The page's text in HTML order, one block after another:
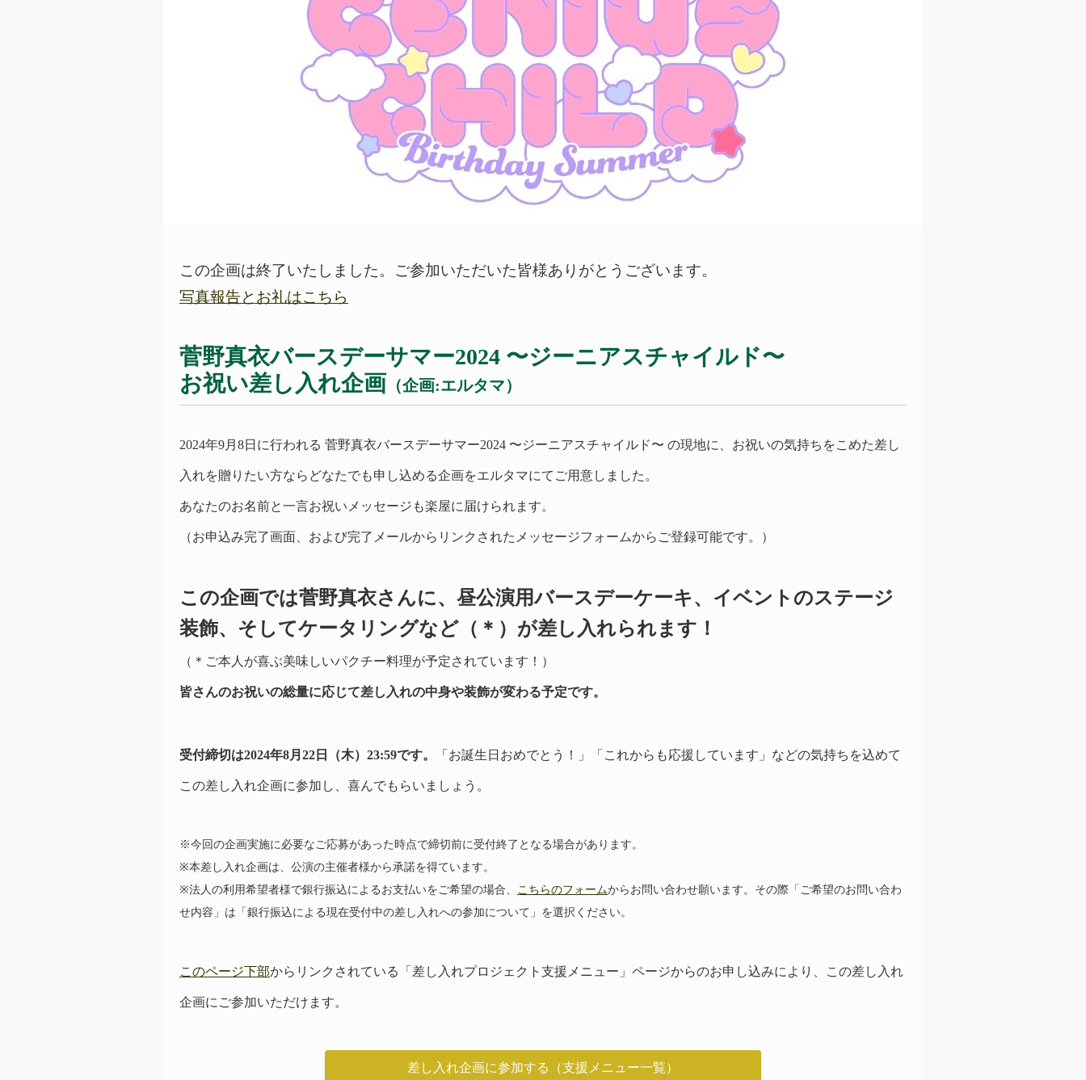
この企画は終了いたしました。ご参加いただいた皆様ありがとうございます。
写真報告とお礼はこちら
菅野真衣バースデーサマー2024 〜ジーニアスチャイルド〜
お祝い差し入れ企画 （企画:エルタマ）
2024年9月8日に行われる 菅野真衣バースデーサマー2024 〜ジーニアスチャイルド〜 の現地に、お祝いの気持ちをこめた差し
入れを贈りたい方ならどなたでも申し込める企画をエルタマにてご用意しました。
あなたのお名前と一言お祝いメッセージも楽屋に届けられます。
（お申込み完了画面、および完了メールからリンクされたメッセージフォームからご登録可能です。）
この企画では菅野真衣さんに、昼公演用バースデーケーキ、イベントのステージ
装飾、そしてケータリングなど（＊）が差し入れられます！
（＊ご本人が喜ぶ美味しいパクチー料理が予定されています！）
皆さんのお祝いの総量に応じて差し入れの中身や装飾が変わる予定です。
受付締切は2024年8月22日（木）23:59です。 「お誕生日おめでとう！」「これからも応援しています」などの気持ちを込めて
この差し入れ企画に参加し、喜んでもらいましょう。
※今回の企画実施に必要なご応募があった時点で締切前に受付終了となる場合があります。
※本差し入れ企画は、公演の主催者様から承諾を得ています。
※法人の利用希望者様で銀行振込によるお支払いをご希望の場合、
こちらのフォームからお問い合わせ願います。その際「ご希望のお問い合わ
せ内容」は「銀行振込による現在受付中の差し入れへの参加について」を選択ください。
このページ下部からリンクされている「差し入れプロジェクト支援メニュー」ページからのお申し込みにより、この差し入れ
企画にご参加いただけます。
差し入れ企画に参加する（支援メニュー一覧）